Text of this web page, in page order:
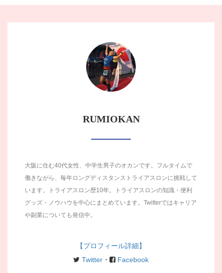
RUMIOKAN
大阪に住む40代女性、中学生男子のオカンです。フルタイムで
働きながら、毎年ロングディスタンストライアスロンに挑戦して
います。トライアスロン歴10年。トライアスロンの知識・便利
グッズ・ノウハウを中心にまとめています。Twitterではキャリア
や副業についても発信中。
【プロフィール詳細】
Twitter ・ Facebook